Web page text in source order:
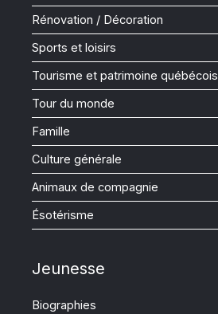
Rénovation / Décoration
Sports et loisirs
Tourisme et patrimoine québécois
Tour du monde
Famille
Culture générale
Animaux de compagnie
Ésotérisme
Jeunesse
Biographies